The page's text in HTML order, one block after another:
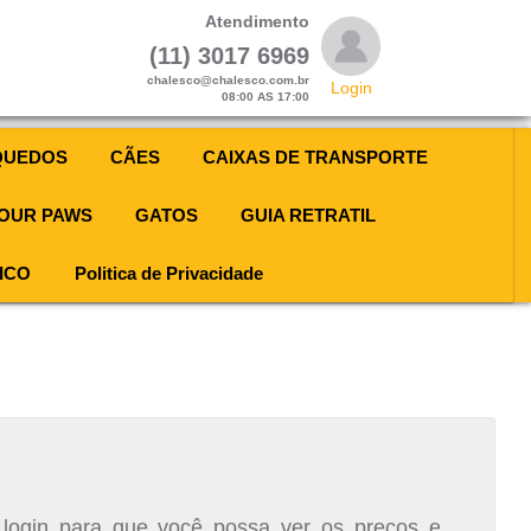
Atendimento
(11) 3017 6969
chalesco@chalesco.com.br
08:00 AS 17:00
Login
CÃES CAIXAS DE TRANSPORTE
PAWS GATOS GUIA RETRATIL
Politica de Privacidade